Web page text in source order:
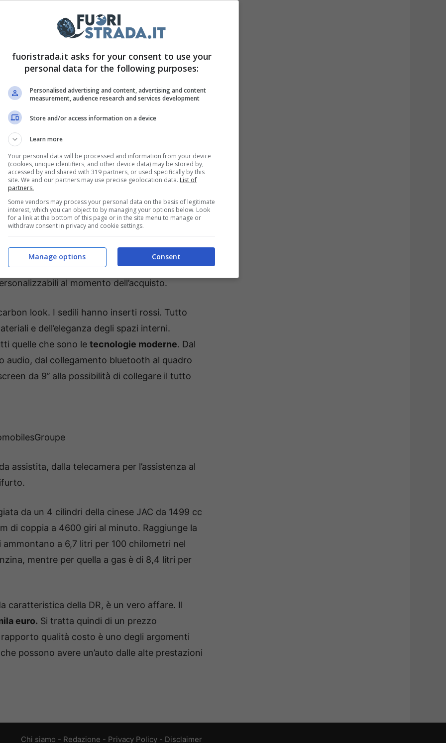
anno contro le 8.362 del 2021. Si
numeri si son tradotti in un aumento del
e in una crescita del fatturato sino a
e ai prodotti che possono segnare la
vettura pronta a cogliere davvero di
il nuovo esclusivo suv
city car molto vicina per estetica ad un
di 1,57. E’ estremamente spaziosa, sia
ma compensa con una vasta scelta per
. Il tetto è in contrasto con il resto degli
calotta dei retrovisori e il fascione paraurti
al momento dell’acquisto.
look. I sedili hanno inserti rossi. Tutto
e dell’eleganza degli spazi interni.
quelle che sono le tecnologie moderne. Dal
audio, dal collegamento bluetooth al quadro
da 9’’ alla possibilità di collegare il tutto
assistita, dalla telecamera per l’assistenza al
da un 4 cilindri della cinese JAC da 1499 cc
di coppia a 4600 giri al minuto. Raggiunge la
a 6,7 litri per 100 chilometri nel
mentre per quella a gas è di 8,4 litri per
caratteristica della DR, è un vero affare. Il
euro. Si tratta quindi di un prezzo
qualità costo è uno degli argomenti
possono avere un’auto dalle alte prestazioni
Chi siamo - Redazione - Privacy Policy - Disclaimer
fuoristrada.it asks for your consent to use your
personal data for the following purposes:
Personalised advertising and content, advertising and content
measurement, audience research and services development
Store and/or access information on a device
Learn more
Your personal data will be processed and information from your device
(cookies, unique identifiers, and other device data) may be stored by,
accessed by and shared with 319 partners, or used specifically by this
site. We and our partners may use precise geolocation data. List of
partners.
Some vendors may process your personal data on the basis of legitimate
interest, which you can object to by managing your options below. Look
for a link at the bottom of this page or in the site menu to manage or
withdraw consent in privacy and cookie settings.
Consent
Manage options